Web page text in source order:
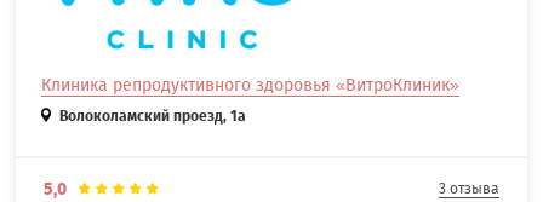
Клиника репродуктивного здоровья «ВитроКлиник»
Волоколамский проезд, 1а
5,0 3 отзыва